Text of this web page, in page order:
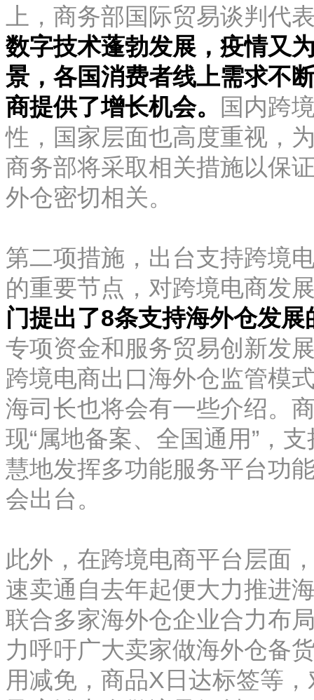
上，商务部国际贸易谈判代
数字技术蓬勃发展，疫情又
景，各国消费者线上需求不
商提供了增长机会。
国内跨
性，国家层面也高度重视，
商务部将采取相关措施以保
外仓密切相关。
第二项措施，出台支持跨境
的重要节点，对跨境电商发
门提出了8条支持海外仓发展
专项资金和服务贸易创新发
跨境电商出口海外仓监管模
海司长也将会有一些介绍。
现“属地备案、全国通用”，
慧地发挥多功能服务平台功
会出台。
此外，在跨境电商平台层面
速卖通自去年起便大力推进
联合多家海外仓企业合力布
力呼吁广大卖家做海外仓备
用减免，商品X日达标签等